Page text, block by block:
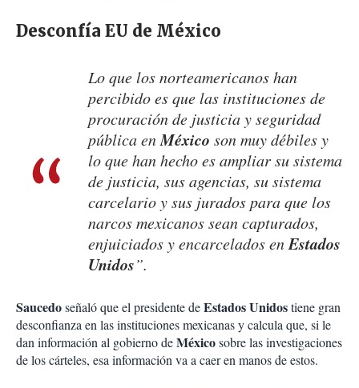
Desconfía EU de México
Lo que los norteamericanos han
percibido es que las instituciones de
procuración de justicia y seguridad
pública enMéxico son muy débiles y
lo que han hecho es ampliar su sistema
de justicia, sus agencias, su sistema
carcelario y sus jurados para que los
narcos mexicanos sean capturados,
enjuiciados y encarcelados enEstados
Unidos”.
Saucedoseñaló que el presidente deEstados Unidostiene gran
desconfianza en las instituciones mexicanas y calcula que, si le
dan información al gobierno deMéxicosobre las investigaciones
de los cárteles, esa información va a caer en manos de estos.